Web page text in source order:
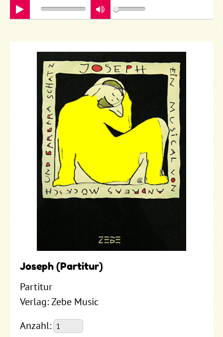
Joseph (Partitur)
Partitur
Verlag: Zebe Music
Anzahl: